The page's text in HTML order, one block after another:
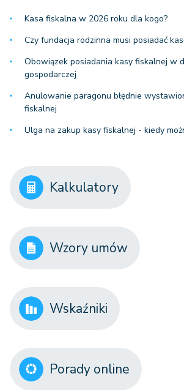
Kasa fiskalna w 2026 roku dla kogo?
Czy fundacja rodzinna musi posiadać
Obowiązek posiadania kasy fiskalnej w
gospodarczej
Anulowanie paragonu błędnie
fiskalnej
Ulga na zakup kasy fiskalnej - kiedy
Kalkulatory
Wzory umów
Wskaźniki
Porady online